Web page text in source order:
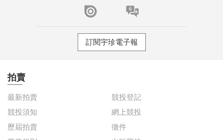
訂閱宇珍電子報
拍賣
最新拍賣
競投登記
競投須知
網上競投
歷屆拍賣
徵件